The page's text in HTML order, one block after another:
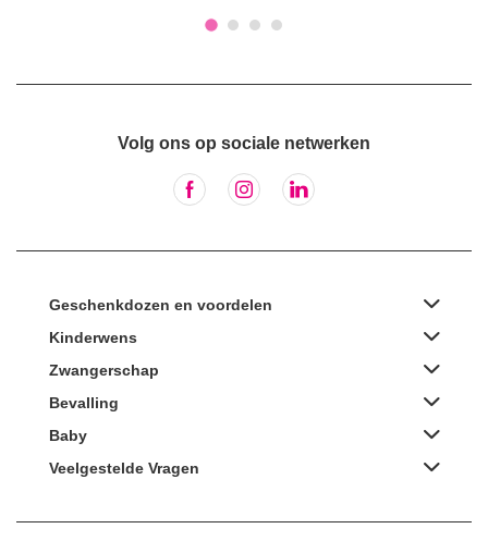
Volg ons op sociale netwerken
Geschenkdozen en voordelen
Kinderwens
Zwangerschap
Bevalling
Baby
Veelgestelde Vragen